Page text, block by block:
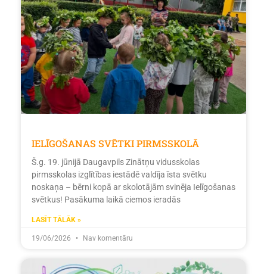
IELĪGOŠANAS SVĒTKI PIRMSSKOLĀ
Š.g. 19. jūnijā Daugavpils Zinātņu vidusskolas
pirmsskolas izglītības iestādē valdīja īsta svētku
noskaņa – bērni kopā ar skolotājām svinēja Ielīgošanas
svētkus! Pasākuma laikā ciemos ieradās
LASĪT TĀLĀK »
19/06/2026 Nav komentāru